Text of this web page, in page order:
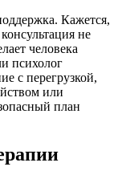
Кажется,
не
человека
психолог
с перегрузкой,
или
план